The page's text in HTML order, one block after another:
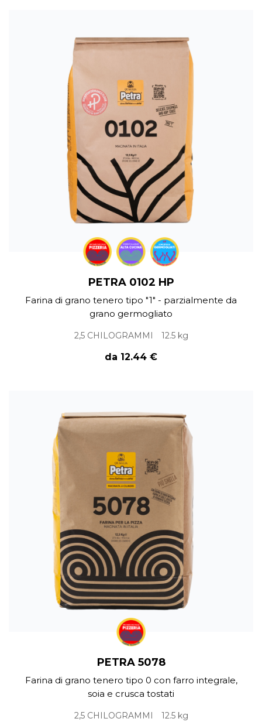
PETRA 0102 HP
Farina di grano tenero tipo "1" - parzialmente da
grano germogliato
2,5 CHILOGRAMMI 12.5 kg
da 12.44 €
PETRA 5078
Farina di grano tenero tipo 0 con farro integrale,
soia e crusca tostati
2,5 CHILOGRAMMI 12.5 kg